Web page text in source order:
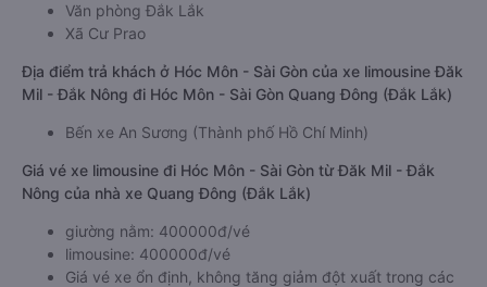
Văn phòng Đắk Lắk
Xã Cư Prao
Địa điểm trả khách ở Hóc Môn - Sài Gòn của xe limousine Đăk
Mil - Đắk Nông đi Hóc Môn - Sài Gòn Quang Đông (Đắk Lắk)
Bến xe An Sương (Thành phố Hồ Chí Minh)
Giá vé xe limousine đi Hóc Môn - Sài Gòn từ Đăk Mil - Đắk
Nông của nhà xe Quang Đông (Đắk Lắk)
giường nằm: 400000đ/vé
limousine: 400000đ/vé
Giá vé xe ổn định, không tăng giảm đột xuất trong các